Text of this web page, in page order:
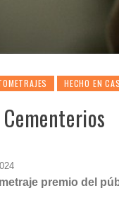
HECHO EN
Cementerios
premio del